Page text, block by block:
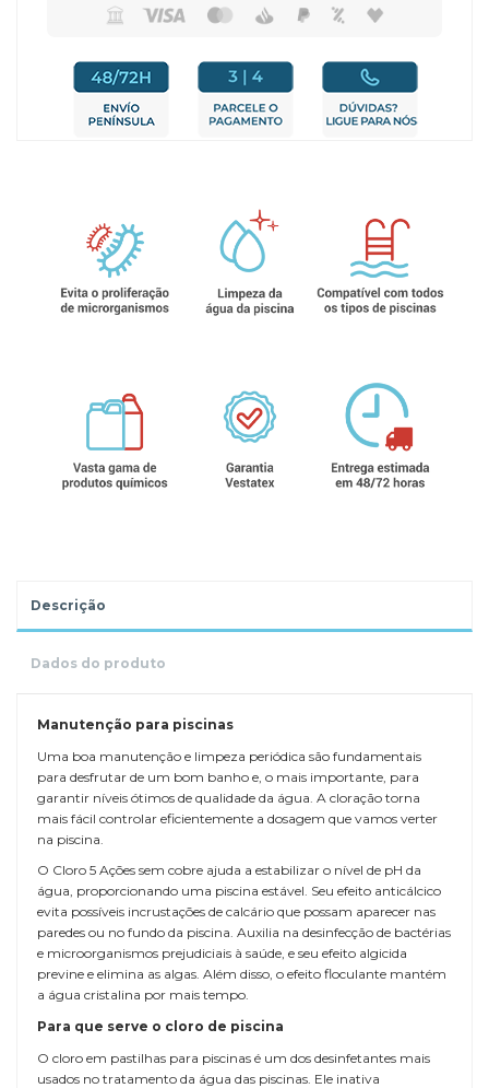
Descrição
Dados do produto
Manutenção para piscinas
Uma boa manutenção e limpeza periódica são fundamentais
para desfrutar de um bom banho e, o mais importante, para
garantir níveis ótimos de qualidade da água. A cloração torna
mais fácil controlar eficientemente a dosagem que vamos verter
na piscina.
O Cloro 5 Ações sem cobre ajuda a estabilizar o nível de pH da
água, proporcionando uma piscina estável. Seu efeito anticálcico
evita possíveis incrustações de calcário que possam aparecer nas
paredes ou no fundo da piscina. Auxilia na desinfecção de bactérias
e microorganismos prejudiciais à saúde, e seu efeito algicida
previne e elimina as algas. Além disso, o efeito floculante mantém
a água cristalina por mais tempo.
Para que serve o cloro de piscina
O cloro em pastilhas para piscinas é um dos desinfetantes mais
usados no tratamento da água das piscinas. Ele inativa